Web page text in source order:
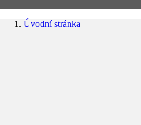
Úvodní stránka